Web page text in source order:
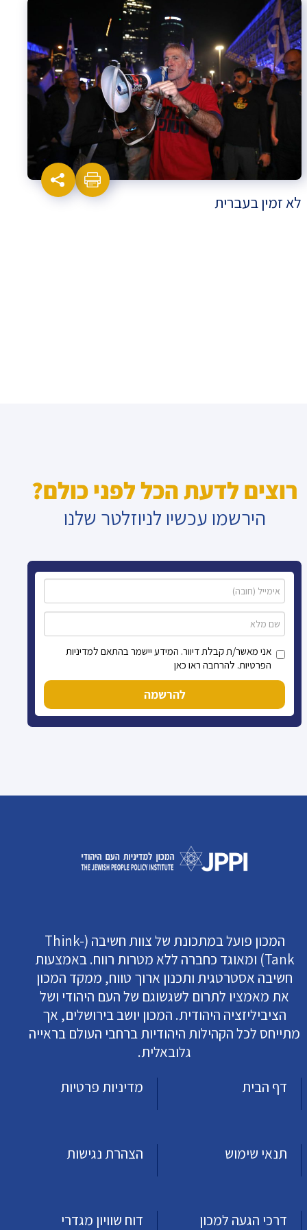
לא זמין בעברית
רוצים לדעת הכל לפני כולם?
הירשמו עכשיו לניוזלטר שלנו
אני מאשר/ת קבלת דיוור. המידע יישמר בהתאם למדיניות
הפרטיות. להרחבה ראו כאן
להרשמה
המכון פועל במתכונת של צוות חשיבה (Think-
Tank) ומאוגד כחברה ללא מטרות רווח. באמצעות
חשיבה אסטרטגית ותכנון ארוך טווח, ממקד המכון
את מאמציו לתרום לשגשוגם של העם היהודי ושל
הציביליזציה היהודית. המכון יושב בירושלים, אך
מתייחס לכל הקהילות היהודיות ברחבי העולם בראייה
גלובאלית.
דף הבית
מדיניות פרטיות
תנאי שימוש הצהרת נגישות
דרכי הגעה למכון דוח שוויון מגדרי